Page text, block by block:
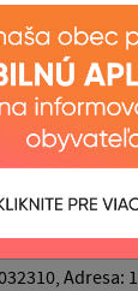
: Obec
Belá nad
: GREAT
Adresa: